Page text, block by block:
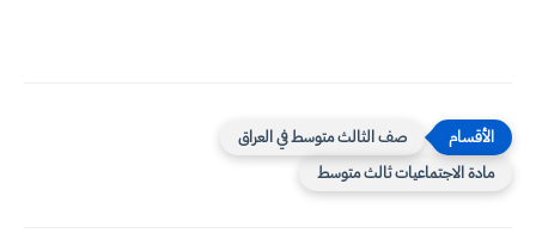
صف الثالث متوسط في العراق
مادة الاجتماعيات ثالث متوسط